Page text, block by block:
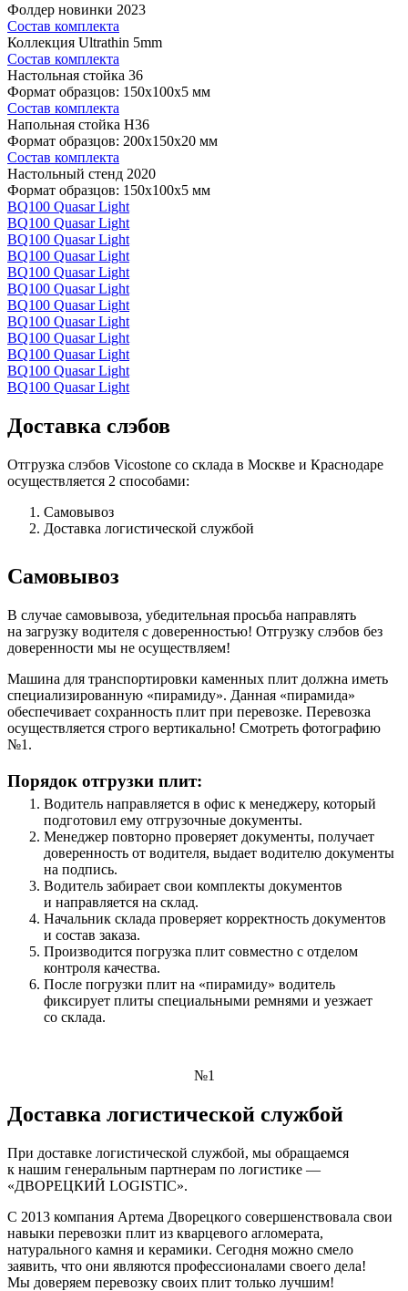
Фолдер новинки 2023
Состав комплекта
Коллекция Ultrathin 5mm
Состав комплекта
Настольная стойка 36
Формат образцов: 150x100x5 мм
Состав комплекта
Напольная стойка H36
Формат образцов: 200x150x20 мм
Состав комплекта
Настольный стенд 2020
Формат образцов: 150x100x5 мм
BQ100 Quasar Light
BQ100 Quasar Light
BQ100 Quasar Light
BQ100 Quasar Light
BQ100 Quasar Light
BQ100 Quasar Light
BQ100 Quasar Light
BQ100 Quasar Light
BQ100 Quasar Light
BQ100 Quasar Light
BQ100 Quasar Light
BQ100 Quasar Light
Доставка слэбов
Отгрузка слэбов Vicostone со склада в Москве и Краснодаре
осуществляется 2 способами:
Самовывоз
Доставка логистической службой
Самовывоз
В случае самовывоза, убедительная просьба направлять
на загрузку водителя с доверенностью! Отгрузку слэбов без
доверенности мы не осуществляем!
Машина для транспортировки каменных плит должна иметь
специализированную «пирамиду». Данная «пирамида»
обеспечивает сохранность плит при перевозке. Перевозка
осуществляется строго вертикально! Смотреть фотографию
№1.
Порядок отгрузки плит:
Водитель направляется в офис к менеджеру, который
подготовил ему отгрузочные документы.
Менеджер повторно проверяет документы, получает
доверенность от водителя, выдает водителю документы
на подпись.
Водитель забирает свои комплекты документов
и направляется на склад.
Начальник склада проверяет корректность документов
и состав заказа.
Производится погрузка плит совместно с отделом
контроля качества.
После погрузки плит на «пирамиду» водитель
фиксирует плиты специальными ремнями и уезжает
со склада.
№1
Доставка логистической службой
При доставке логистической службой, мы обращаемся
к нашим генеральным партнерам по логистике —
«ДВОРЕЦКИЙ LOGISTIC».
С 2013 компания Артема Дворецкого совершенствовала свои
навыки перевозки плит из кварцевого агломерата,
натурального камня и керамики. Сегодня можно смело
заявить, что они являются профессионалами своего дела!
Мы доверяем перевозку своих плит только лучшим!